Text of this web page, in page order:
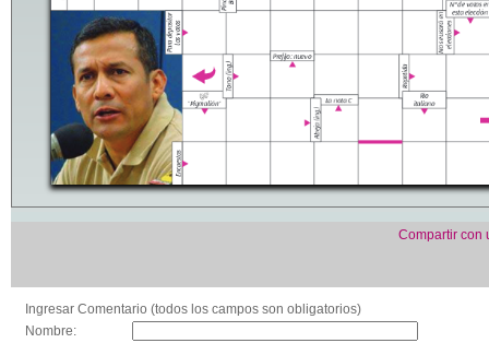
Compartir con
Ingresar Comentario (todos los campos son obligatorios)
Nombre: